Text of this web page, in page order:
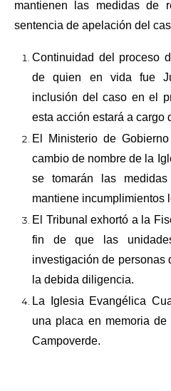
mantienen las medidas de
sentencia de apelación del
Continuidad del proceso
de quien en vida fue
inclusión del caso en el
esta acción estará a cargo
El Ministerio de
cambio de nombre de la
se tomarán las
mantiene incumplimientos
El Tribunal exhortó a la
fin de que las
investigación de personas
la debida diligencia.
La Iglesia Evangélica
una placa en memoria
Campoverde.